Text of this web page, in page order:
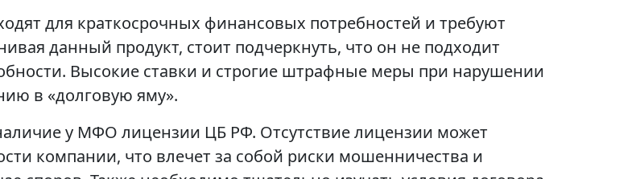
для краткосрочных финансовых потребностей и требуют
данный продукт, стоит подчеркнуть, что он не подходит
Высокие ставки и строгие штрафные меры при нарушении
в «долговую яму».
у МФО лицензии ЦБ РФ. Отсутствие лицензии может
компании, что влечет за собой риски мошенничества и